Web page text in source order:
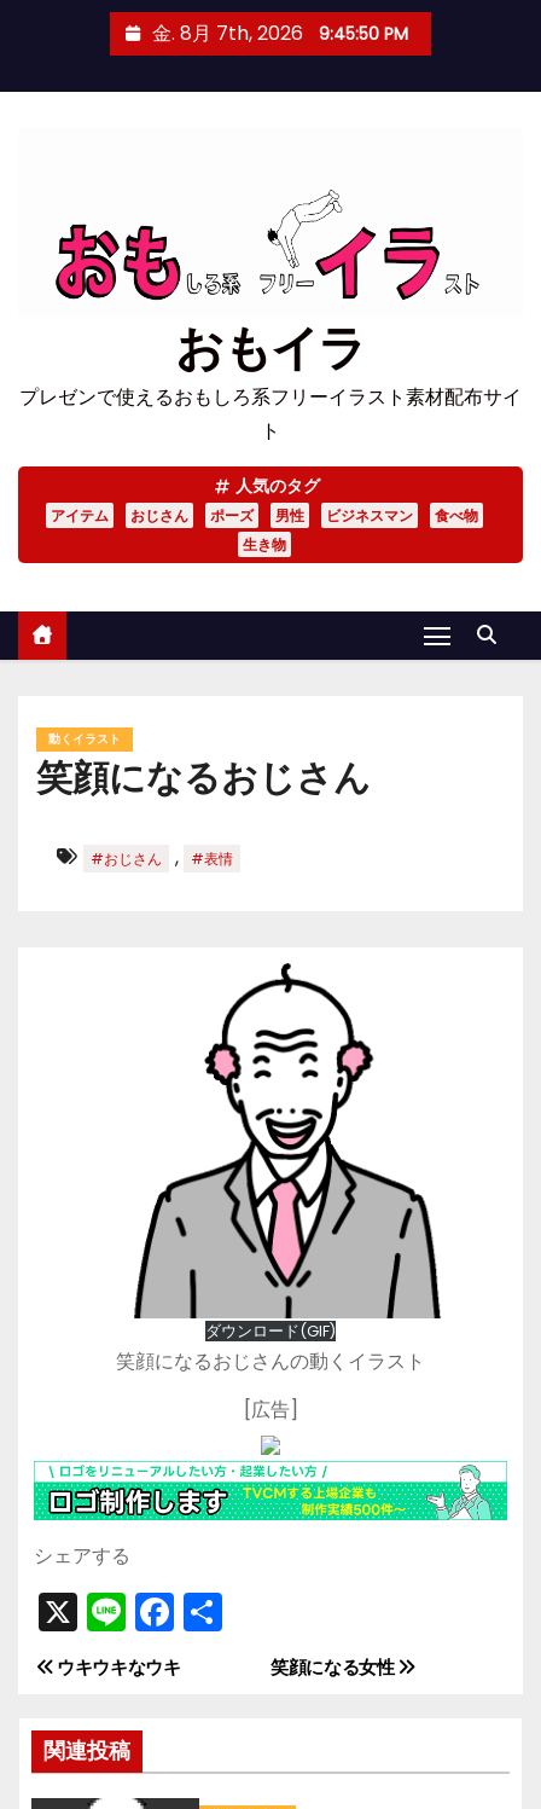
金. 8月 7th, 2026 9:45:50 PM
おもイラ
プレゼンで使えるおもしろ系フリーイラスト素材配布サイ
ト
人気のタグ
アイテム おじさん ポーズ 男性 ビジネスマン
食べ物
生き物
動くイラスト
笑顔になるおじさん
#おじさん , #表情
ダウンロード(GIF)
笑顔になるおじさんの動くイラスト
[広告]
シェアする
X Li
n
e
F
a
c
b
共
投
稿
ナ
笑顔になる女性
ウキウキなウキ
関連投稿